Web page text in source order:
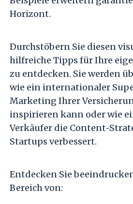
Horizont.
Durchstöbern Sie diesen
hilfreiche Tipps für Ihre
zu entdecken. Sie werden
wie ein internationaler
Marketing Ihrer
inspirieren kann oder wie
Verkäufer die Content-
Startups verbessert.
Entdecken Sie
Bereich von: